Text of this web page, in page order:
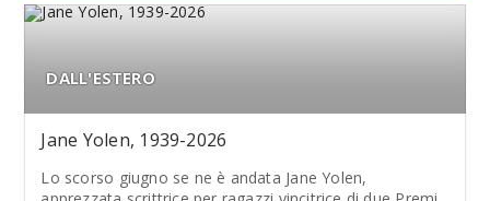
DALL'ESTERO
Jane Yolen, 1939-2026
Lo scorso giugno se ne è andata Jane Yolen,